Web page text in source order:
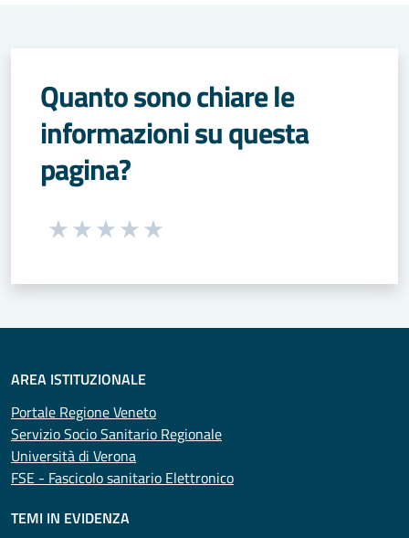
Quanto sono chiare le
informazioni su questa
pagina?
Seleziona una valutazione da 1 a 5 stelle
AREA ISTITUZIONALE
Portale Regione Veneto
Servizio Socio Sanitario Regionale
Università di Verona
FSE - Fascicolo sanitario Elettronico
TEMI IN EVIDENZA